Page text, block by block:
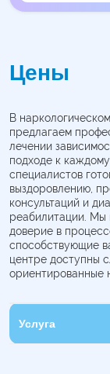
Цены
В
предлагаем
лечении
подходе к
специалистов
выздоровлению,
консультаций и
реабилитации. Мы
доверие в
способствующие
центре доступны
ориентированные
Услуга